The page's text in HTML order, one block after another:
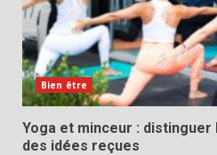
Bien être
Yoga et minceur :
des idées reçues